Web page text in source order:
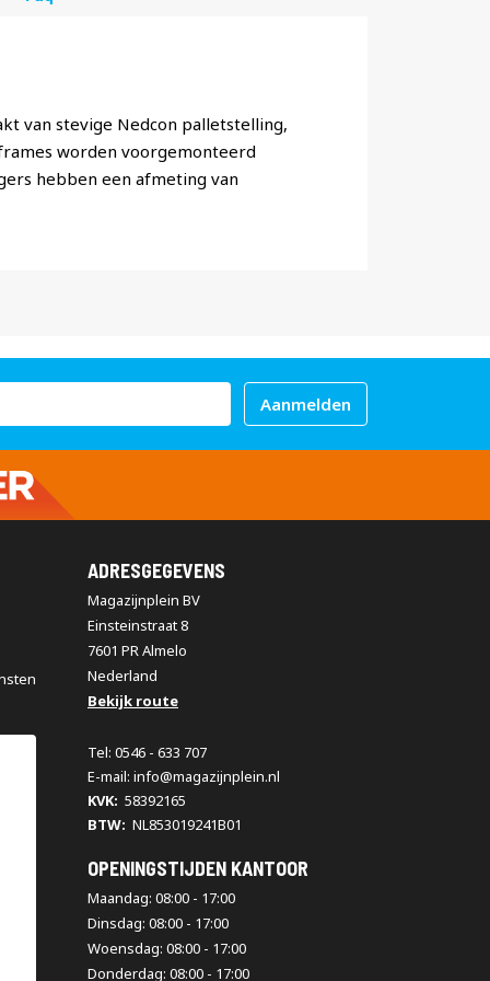
van stevige Nedcon palletstelling,
worden voorgemonteerd
hebben een afmeting van
Aanmelden
ADRESGEGEVENS
Magazijnplein BV
Einsteinstraat 8
7601 PR Almelo
Nederland
Bekijk route
Tel: 0546 - 633 707
E-mail: info@magazijnplein.nl
KVK: 58392165
BTW: NL853019241B01
OPENINGSTIJDEN KANTOOR
Maandag: 08:00 - 17:00
Dinsdag: 08:00 - 17:00
Woensdag: 08:00 - 17:00
Donderdag: 08:00 - 17:00